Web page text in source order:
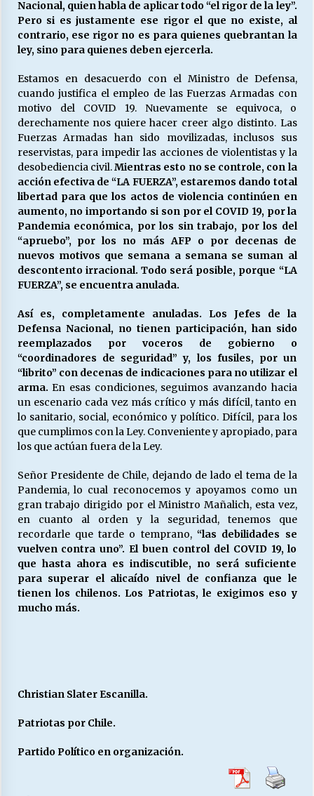
Nacional, quien habla de aplicar todo “el rigor de la ley”.
Pero si es justamente ese rigor el que no existe, al
contrario, ese rigor no es para quienes quebrantan la
ley, sino para quienes deben ejercerla.
Estamos en desacuerdo con el Ministro de Defensa,
cuando justifica el empleo de las Fuerzas Armadas con
motivo del COVID 19. Nuevamente se equivoca, o
derechamente nos quiere hacer creer algo distinto. Las
Fuerzas Armadas han sido movilizadas, inclusos sus
reservistas, para impedir las acciones de violentistas y la
desobediencia civil.Mientras esto no se controle, con la
acción efectiva de “LA FUERZA”, estaremos dando total
libertad para que los actos de violencia continúen en
aumento, no importando si son por el COVID 19, por la
Pandemia económica, por los sin trabajo, por los del
“apruebo”, por los no más AFP o por decenas de
nuevos motivos que semana a semana se suman al
descontento irracional. Todo será posible, porque “LA
FUERZA”, se encuentra anulada.
Así es, completamente anuladas. Los Jefes de la
Defensa Nacional, no tienen participación, han sido
reemplazados por voceros de gobierno o
“coordinadores de seguridad” y, los fusiles, por un
“librito” con decenas de indicaciones para no utilizar el
arma. En esas condiciones, seguimos avanzando hacia
un escenario cada vez más crítico y más difícil, tanto en
lo sanitario, social, económico y político. Difícil, para los
que cumplimos con la Ley. Conveniente y apropiado, para
los que actúan fuera de la Ley.
Señor Presidente de Chile, dejando de lado el tema de la
Pandemia, lo cual reconocemos y apoyamos como un
gran trabajo dirigido por el Ministro Mañalich, esta vez,
en cuanto al orden y la seguridad, tenemos que
recordarle que tarde o temprano, “las debilidades se
vuelven contra uno”. El buen control del COVID 19, lo
que hasta ahora es indiscutible, no será suficiente
para superar el alicaído nivel de confianza que le
tienen los chilenos. Los Patriotas, le exigimos eso y
mucho más.
Christian Slater Escanilla.
Patriotas por Chile.
Partido Político en organización.